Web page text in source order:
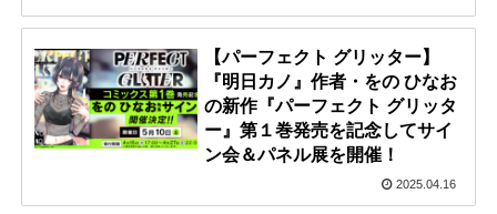
【パーフェクト グリッター】
『明日カノ』作者・をの ひなお
の新作『パーフェクト グリッタ
ー』第１巻発売を記念してサイ
ン会＆パネル展を開催！
2025.04.16